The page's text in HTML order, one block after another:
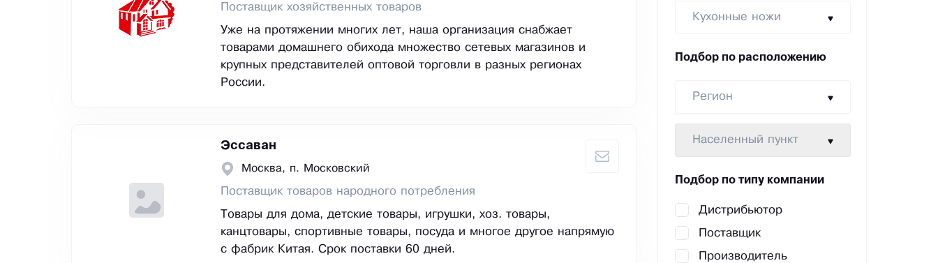
Поставщик хозяйственных товаров
Уже на протяжении многих лет, наша организация снабжает
товарами домашнего обихода множество сетевых магазинов и
крупных представителей оптовой торговли в разных регионах
России.
Эссаван
Москва, п. Московский
Поставщик товаров народного потребления
Товары для дома, детские товары, игрушки, хоз. товары,
канцтовары, спортивные товары, посуда и многое другое напрямую
с фабрик Китая. Срок поставки 60 дней.
Кухонные ножи
Подбор по расположению
Регион
Населенный пункт
Подбор по типу компании
Дистрибьютор
Поставщик
Производитель